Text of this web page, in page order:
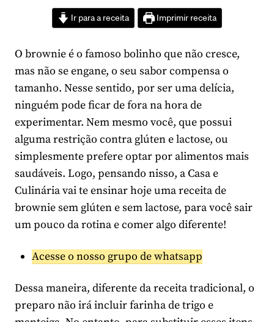
Ir para a receita Imprimir receita
O brownie é o famoso bolinho que não cresce,
mas não se engane, o seu sabor compensa o
tamanho. Nesse sentido, por ser uma delícia,
ninguém pode ficar de fora na hora de
experimentar. Nem mesmo você, que possui
alguma restrição contra glúten e lactose, ou
simplesmente prefere optar por alimentos mais
saudáveis. Logo, pensando nisso, a Casa e
Culinária vai te ensinar hoje uma receita de
brownie sem glúten e sem lactose, para você sair
um pouco da rotina e comer algo diferente!
Acesse o nosso grupo de whatsapp
Dessa maneira, diferente da receita tradicional, o
preparo não irá incluir farinha de trigo e